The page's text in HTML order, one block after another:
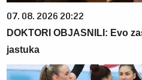
07. 08. 2026 20:22
DOKTORI OBJASNILI: Evo
jastuka